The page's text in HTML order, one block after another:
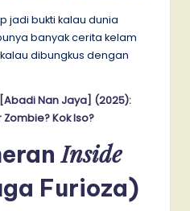
jadi bukti kalau dunia
banyak cerita kelam
dibungkus dengan
[Abadi Nan Jaya] (2025):
Kok Iso?
Inside
Furioza)